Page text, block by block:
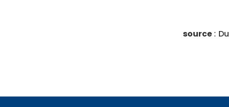
source: Du